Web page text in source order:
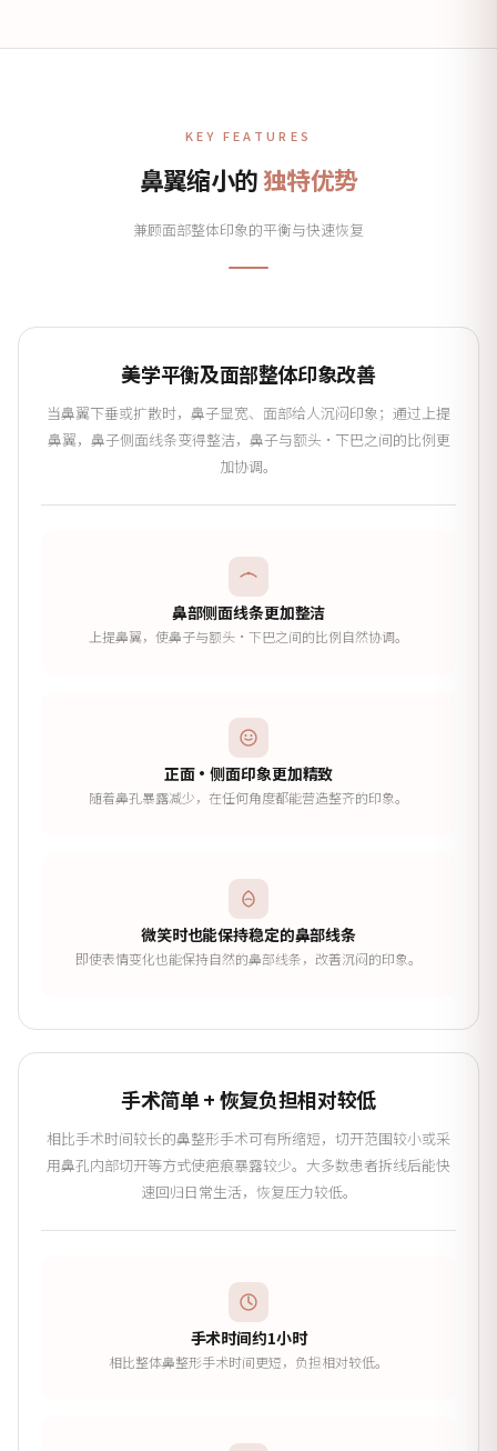
KEY FEATURES
鼻翼缩小的独特优势
兼顾面部整体印象的平衡与快速恢复
美学平衡及面部整体印象改善
当鼻翼下垂或扩散时，鼻子显宽、面部给人沉闷印象；通过上提
鼻翼，鼻子侧面线条变得整洁，鼻子与额头·下巴之间的比例更
加协调。
鼻部侧面线条更加整洁
上提鼻翼，使鼻子与额头·下巴之间的比例自然协调。
正面·侧面印象更加精致
随着鼻孔暴露减少，在任何角度都能营造整齐的印象。
微笑时也能保持稳定的鼻部线条
即使表情变化也能保持自然的鼻部线条，改善沉闷的印象。
手术简单 + 恢复负担相对较低
相比手术时间较长的鼻整形手术可有所缩短，切开范围较小或采
用鼻孔内部切开等方式使疤痕暴露较少。大多数患者拆线后能快
速回归日常生活，恢复压力较低。
手术时间约1小时
相比整体鼻整形手术时间更短，负担相对较低。